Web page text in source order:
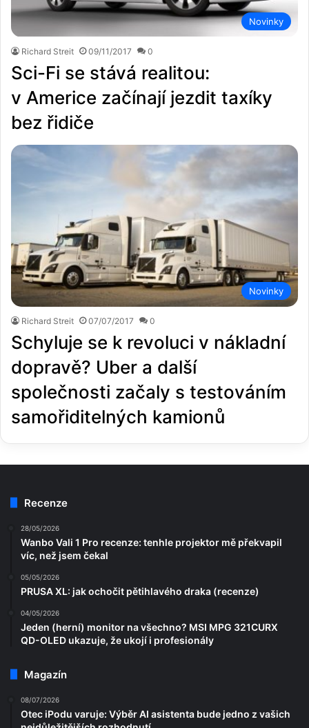
Novinky
Richard Streit 09/11/2017 0
Sci-Fi se stává realitou:
v Americe začínají jezdit taxíky
bez řidiče
Novinky
Richard Streit 07/07/2017 0
Schyluje se k revoluci v nákladní
dopravě? Uber a další
společnosti začaly s testováním
samořiditelných kamionů
Recenze
28/05/2026
Wanbo Vali 1 Pro recenze: tenhle projektor mě překvapil
víc, než jsem čekal
05/05/2026
PRUSA XL: jak ochočit pětihlavého draka (recenze)
04/05/2026
Jeden (herní) monitor na všechno? MSI MPG 321CURX
QD-OLED ukazuje, že ukojí i profesionály
Magazín
08/07/2026
Otec iPodu varuje: Výběr AI asistenta bude jedno z vašich